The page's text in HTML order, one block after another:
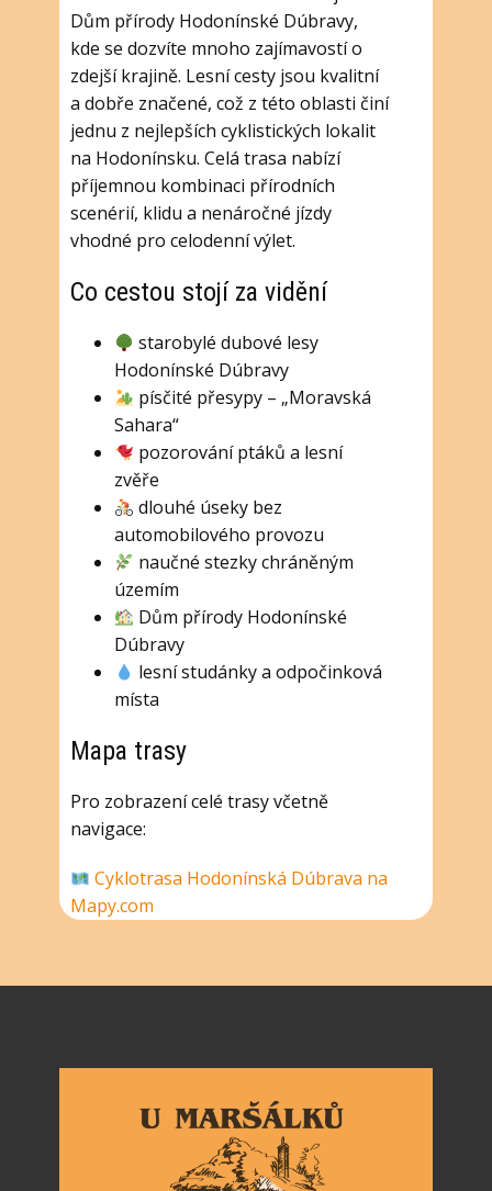
Dům přírody Hodonínské Dúbravy,
kde se dozvíte mnoho zajímavostí o
zdejší krajině. Lesní cesty jsou kvalitní
a dobře značené, což z této oblasti činí
jednu z nejlepších cyklistických lokalit
na Hodonínsku. Celá trasa nabízí
příjemnou kombinaci přírodních
scenérií, klidu a nenáročné jízdy
vhodné pro celodenní výlet.
Co cestou stojí za vidění
starobylé dubové lesy
Hodonínské Dúbravy
písčité přesypy – „Moravská
Sahara“
pozorování ptáků a lesní
zvěře
dlouhé úseky bez
automobilového provozu
naučné stezky chráněným
územím
Dům přírody Hodonínské
Dúbravy
lesní studánky a odpočinková
místa
Mapa trasy
Pro zobrazení celé trasy včetně
navigace:
Cyklotrasa Hodonínská Dúbrava na
Mapy.com